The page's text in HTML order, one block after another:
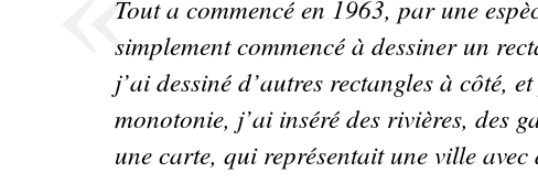
Tout a commencé en 1963, par une
simplement commencé à dessiner un
j’ai dessiné d’autres rectangles à côté,
monotonie, j’ai inséré des rivières, des
une carte, qui représentait une ville avec